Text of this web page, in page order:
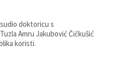
doktoricu s
Amru Jakubović Čičkušić
koristi.